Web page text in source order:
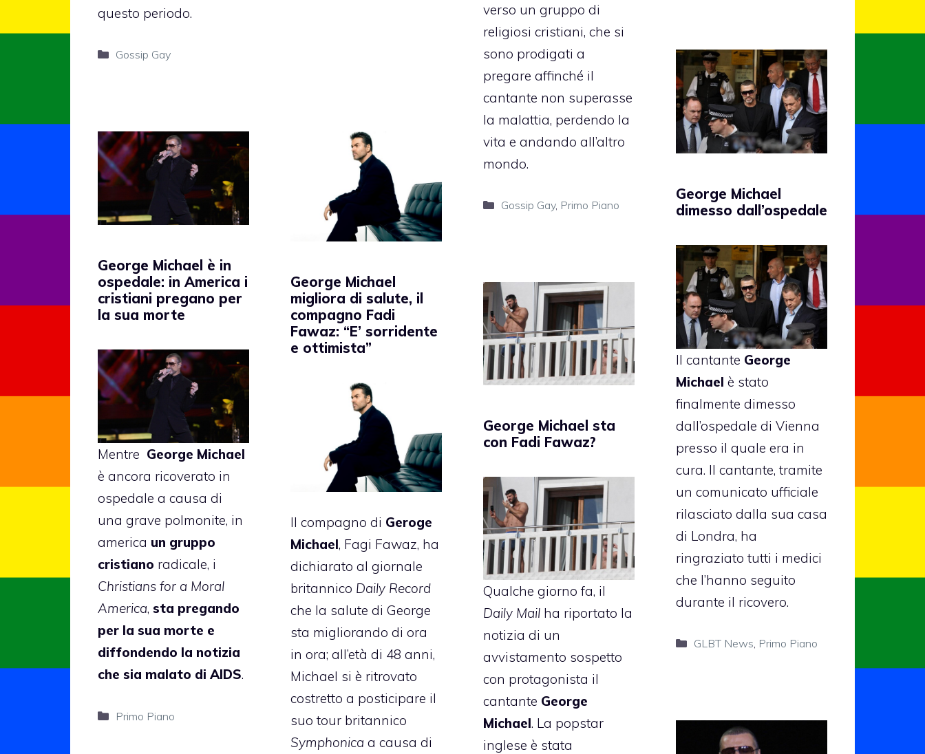
questo periodo.
Categorie
Gossip Gay
verso un gruppo di
religiosi cristiani, che si
sono prodigati a
pregare affinché il
cantante non superasse
la malattia, perdendo la
vita e andando all’altro
mondo.
Categorie
Gossip Gay, Primo Piano
George Michael
dimesso dall’ospedale
Il cantante George
Michael è stato
finalmente dimesso
dall’ospedale di Vienna
presso il quale era in
cura. Il cantante, tramite
un comunicato ufficiale
rilasciato dalla sua casa
di Londra, ha
ringraziato tutti i medici
che l’hanno seguito
durante il ricovero.
Categorie
GLBT News Primo Piano
George Michael è in
ospedale: in America i
cristiani pregano per
la sua morte
Mentre George Michael
è ancora ricoverato in
ospedale a causa di
una grave polmonite, in
america un gruppo
cristiano radicale, i
Christians for a Moral
America, sta pregando
per la sua morte e
diffondendo la notizia
che sia malato di AIDS.
Categorie
Primo Piano
George Michael
migliora di salute, il
compagno Fadi
Fawaz: “E’ sorridente
e ottimista”
Il compagno di Geroge
Michael, Fagi Fawaz, ha
dichiarato al giornale
britannico Daily Record
che la salute di George
sta migliorando di ora
in ora; all’età di 48 anni,
Michael si è ritrovato
costretto a posticipare il
suo tour britannico
Symphonica a causa di
George Michael sta
con Fadi Fawaz?
Qualche giorno fa, il
Daily Mail ha riportato la
notizia di un
avvistamento sospetto
con protagonista il
cantante George
Michael. La popstar
inglese è stata